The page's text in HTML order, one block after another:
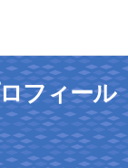
フィール